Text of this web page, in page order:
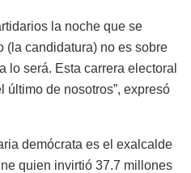
la noche que se
(la candidatura) no es sobre
lo será. Esta carrera electoral
último de nosotros”, expresó
demócrata es el exalcalde
quien invirtió 37.7 millones